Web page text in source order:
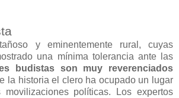
y eminentemente rural, cuyas
una mínima tolerancia ante las
budistas son muy reverenciados
la historia el clero ha ocupado un lugar
movilizaciones políticas. Los expertos